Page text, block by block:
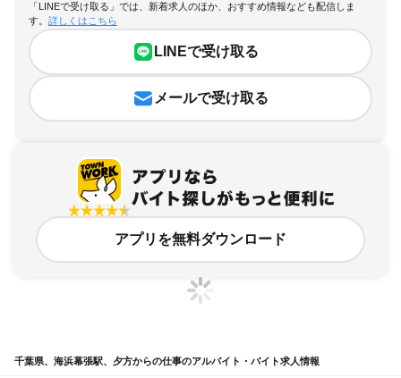
「LINEで受け取る」では、新着求人のほか、おすすめ情報なども配信しま
す。 詳しくはこちら
LINEで受け取る
メールで受け取る
アプリを無料ダウンロード
千葉県、海浜幕張駅、夕方からの仕事のアルバイト・バイト求人情報